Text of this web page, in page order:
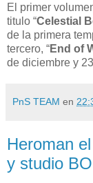
El primer
titulo “Celestial
de la primera
tercero, “End of
de diciembre y
PnS TEAM en
Heroman
y studio